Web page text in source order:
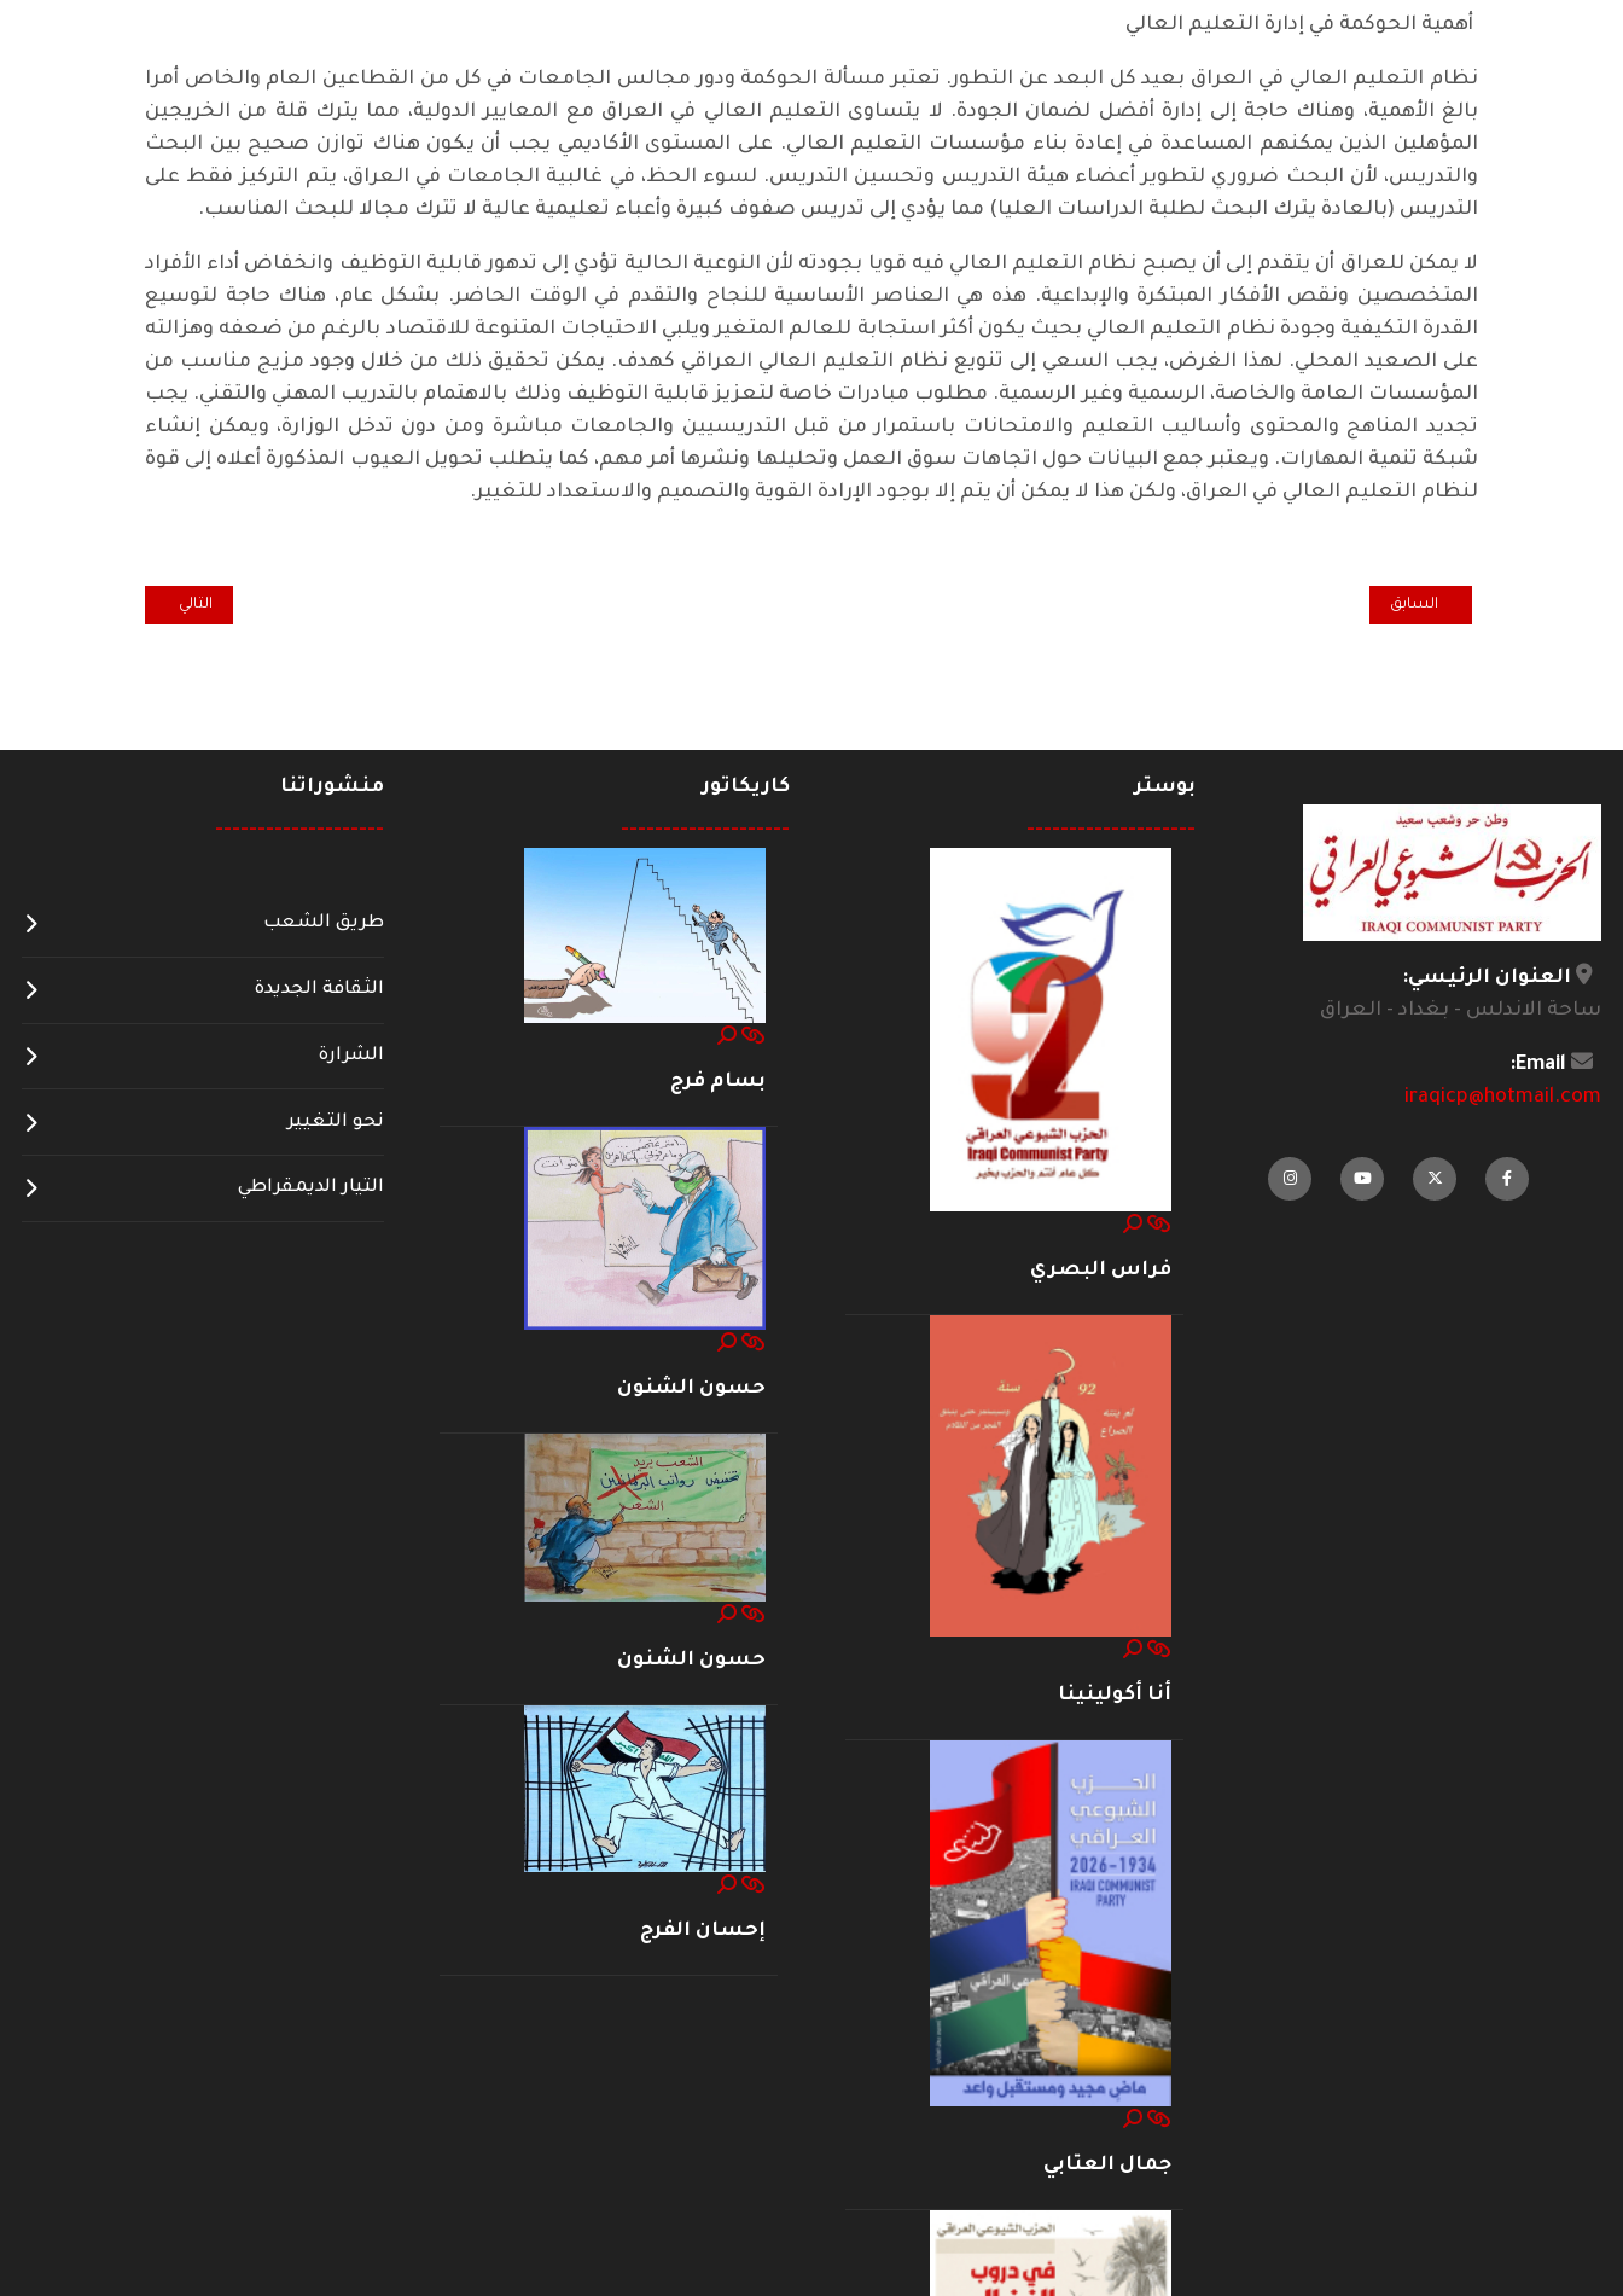
أهمية الحوكمة في إدارة التعليم العالي
نظام التعليم العالي في العراق بعيد كل البعد عن التطور. تعتبر مسألة الحوكمة ودور مجالس الجامعات في كل من القطاعين العام والخاص أمرا
بالغ الأهمية، وهناك حاجة إلى إدارة أفضل لضمان الجودة. لا يتساوى التعليم العالي في العراق مع المعايير الدولية، مما يترك قلة من الخريجين
المؤهلين الذين يمكنهم المساعدة في إعادة بناء مؤسسات التعليم العالي. على المستوى الأكاديمي يجب أن يكون هناك توازن صحيح بين البحث
والتدريس، لأن البحث ضروري لتطوير أعضاء هيئة التدريس وتحسين التدريس. لسوء الحظ، في غالبية الجامعات في العراق، يتم التركيز فقط على
التدريس (بالعادة يترك البحث لطلبة الدراسات العليا) مما يؤدي إلى تدريس صفوف كبيرة وأعباء تعليمية عالية لا تترك مجالا للبحث المناسب.
لا يمكن للعراق أن يتقدم إلى أن يصبح نظام التعليم العالي فيه قويا بجودته لأن النوعية الحالية تؤدي إلى تدهور قابلية التوظيف وانخفاض أداء الأفراد
المتخصصين ونقص الأفكار المبتكرة والإبداعية. هذه هي العناصر الأساسية للنجاح والتقدم في الوقت الحاضر. بشكل عام، هناك حاجة لتوسيع
القدرة التكيفية وجودة نظام التعليم العالي بحيث يكون أكثر استجابة للعالم المتغير ويلبي الاحتياجات المتنوعة للاقتصاد بالرغم من ضعفه وهزالته
على الصعيد المحلي. لهذا الغرض، يجب السعي إلى تنويع نظام التعليم العالي العراقي كهدف. يمكن تحقيق ذلك من خلال وجود مزيج مناسب من
المؤسسات العامة والخاصة، الرسمية وغير الرسمية. مطلوب مبادرات خاصة لتعزيز قابلية التوظيف وذلك بالاهتمام بالتدريب المهني والتقني. يجب
تجديد المناهج والمحتوى وأساليب التعليم والامتحانات باستمرار من قبل التدريسيين والجامعات مباشرة ومن دون تدخل الوزارة، ويمكن إنشاء
شبكة تنمية المهارات. ويعتبر جمع البيانات حول اتجاهات سوق العمل وتحليلها ونشرها أمر مهم، كما يتطلب تحويل العيوب المذكورة أعلاه إلى قوة
لنظام التعليم العالي في العراق، ولكن هذا لا يمكن أن يتم إلا بوجود الإرادة القوية والتصميم والاستعداد للتغيير.
المقال السابق: ما هو السبيل للخروج من المحنة؟ 2
السابق المقال التالي: اليسار
التالي
العنوان الرئيسي:
ساحة الاندلس - بغداد - العراق
Email:
iraqicp@hotmail.com
بوستر
--------------------
فراس البصري
أنا أكولينينا
جمال العتابي
كاريكاتور
--------------------
بسام فرج
حسون الشنون
حسون الشنون
إحسان الفرج
منشوراتنا
--------------------
طريق الشعب
الثقافة الجديدة
الشرارة
نحو التغيير
التيار الديمقراطي